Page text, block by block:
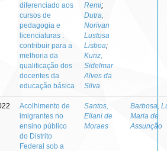
diferenciado aos
cursos de
pedagogia e
licenciaturas :
contribuir para a
melhoria da
qualificação dos
docentes da
educação básica
Remi;
Dutra,
Norivan
Lustosa
Lisboa;
Kunz,
Sidelmar
Alves da
Silva
Acolhimento de
imigrantes no
ensino público
do Distrito
Federal sob a
Santos,
Eliani de
Moraes
Barbosa,
Maria de
Assunção